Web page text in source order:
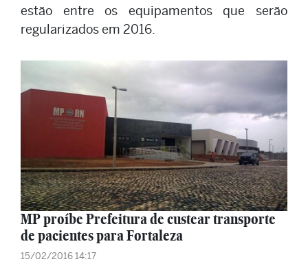
estão entre os equipamentos que serão
regularizados em 2016.
MP proíbe Prefeitura de custear transporte
de pacientes para Fortaleza
15/02/2016 14:17